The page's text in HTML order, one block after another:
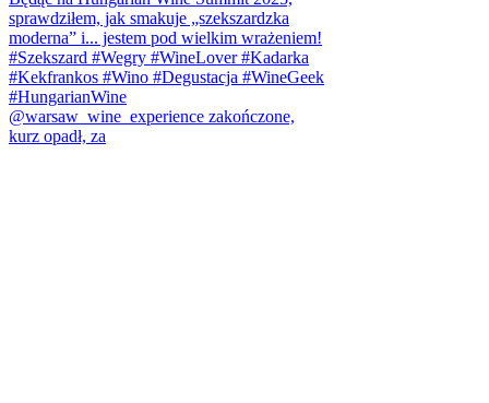
@warsaw_wine_experience zakończone,
kurz opadł, za